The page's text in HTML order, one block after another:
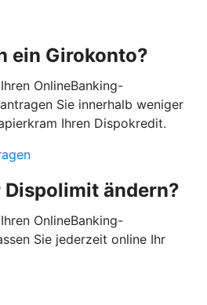
ein Girokonto?
OnlineBanking-
Sie innerhalb weniger
Ihren Dispokredit.
ändern?
OnlineBanking-
Sie jederzeit online Ihr